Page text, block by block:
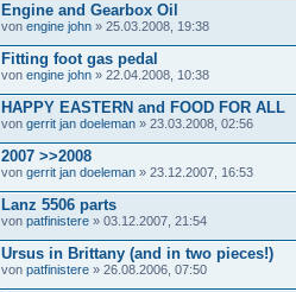
Engine and Gearbox Oil
von engine john » 25.03.2008, 19:38
Fitting foot gas pedal
von engine john » 22.04.2008, 10:38
HAPPY EASTERN and FOOD FOR ALL
von gerrit jan doeleman » 23.03.2008, 02:56
2007 >>2008
von gerrit jan doeleman » 23.12.2007, 16:53
Lanz 5506 parts
von patfinistere » 03.12.2007, 21:54
Ursus in Brittany (and in two pieces!)
von patfinistere » 26.08.2006, 07:50